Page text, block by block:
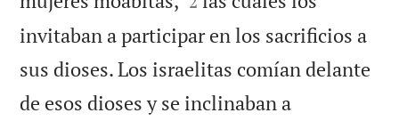
invitaban a participar en los sacrificios a
sus dioses. Los israelitas comían delante
de esos dioses y se inclinaban a